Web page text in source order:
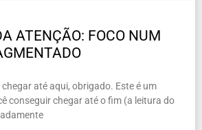
ATENÇÃO: FOCO NUM
até aqui, obrigado. Este é um
conseguir chegar até o fim (a leitura do